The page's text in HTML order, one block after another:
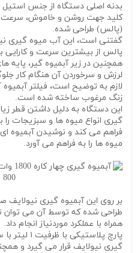
بدنه اصلی دستگاه از جنس
کلید جهت روشن و خاموش، سرعت
(پالس) طراحی شده.
گفتنی است، این آب میوه گیری
پالس از بیشترین سرعت و کارایی
همچنین در زیر آبمیوه گیر، پایه
لرزش و سرخوردن آن هنگام کار
لازم به توضیح است، فیلتر
زنگ مرغوب ساخته شده است.
این دستگاه به دلیل داشتن قطر
گیری انواع میوه ها و سبزیجات
فراهم می کند و نوشیدن آبمیوه
میوه ها را به فراهم می آورد.
بر روی این آبمیوه گیری
همراه با عملکرد موردنیاز انجام داد.
پارچ
گیری نیولایف قرار می گیرد و